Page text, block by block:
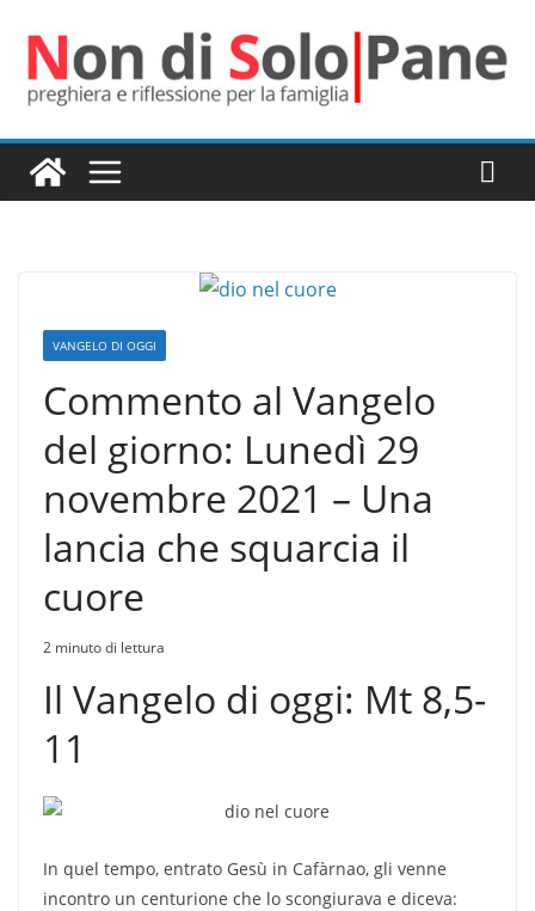
contenuto
VANGELO DI OGGI
Commento al Vangelo
del giorno: Lunedì 29
novembre 2021 – Una
lancia che squarcia il
cuore
2 minuto di lettura
Il Vangelo di oggi: Mt 8,5-
11
In quel tempo, entrato Gesù in Cafàrnao, gli venne
incontro un centurione che lo scongiurava e diceva: